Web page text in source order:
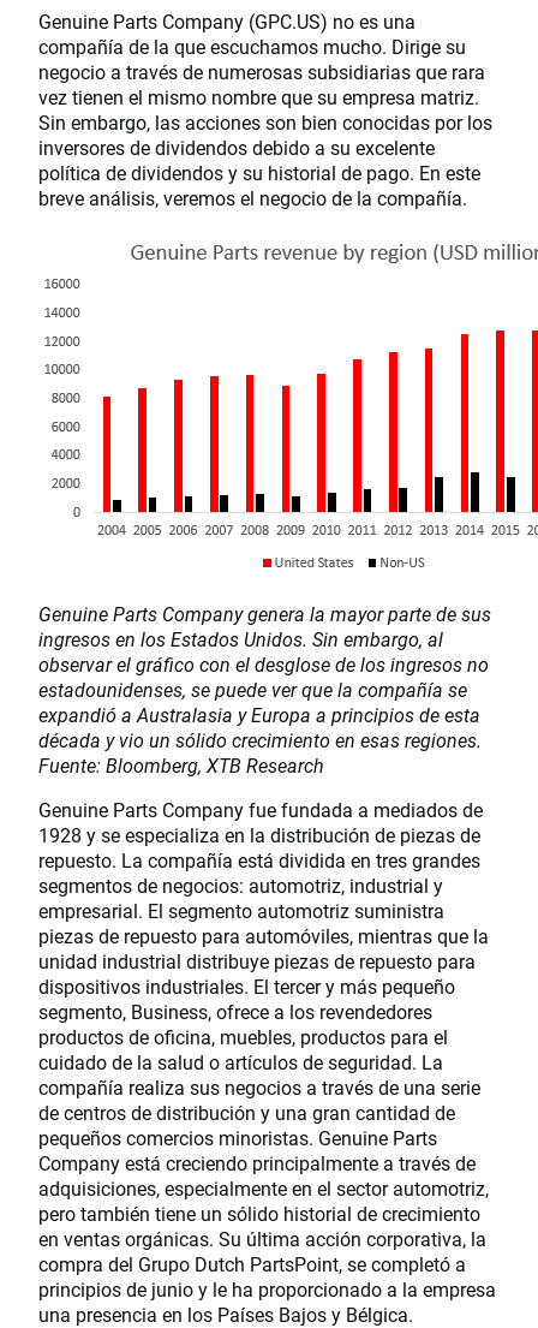
Genuine Parts Company (GPC.US) no es una
compañía de la que escuchamos mucho. Dirige su
negocio a través de numerosas subsidiarias que rara
vez tienen el mismo nombre que su empresa matriz.
Sin embargo, las acciones son bien conocidas por los
inversores de dividendos debido a su excelente
política de dividendos y su historial de pago. En este
breve análisis, veremos el negocio de la compañía.
Genuine Parts Company genera la mayor parte de sus
ingresos en los Estados Unidos. Sin embargo, al
observar el gráfico con el desglose de los ingresos no
estadounidenses, se puede ver que la compañía se
expandió a Australasia y Europa a principios de esta
década y vio un sólido crecimiento en esas regiones.
Fuente: Bloomberg, XTB Research
Genuine Parts Company fue fundada a mediados de
1928 y se especializa en la distribución de piezas de
repuesto. La compañía está dividida en tres grandes
segmentos de negocios: automotriz, industrial y
empresarial. El segmento automotriz suministra
piezas de repuesto para automóviles, mientras que la
unidad industrial distribuye piezas de repuesto para
dispositivos industriales. El tercer y más pequeño
segmento, Business, ofrece a los revendedores
productos de oficina, muebles, productos para el
cuidado de la salud o artículos de seguridad. La
compañía realiza sus negocios a través de una serie
de centros de distribución y una gran cantidad de
pequeños comercios minoristas. Genuine Parts
Company está creciendo principalmente a través de
adquisiciones, especialmente en el sector automotriz,
pero también tiene un sólido historial de crecimiento
en ventas orgánicas. Su última acción corporativa, la
compra del Grupo Dutch PartsPoint, se completó a
principios de junio y le ha proporcionado a la empresa
una presencia en los Países Bajos y Bélgica.